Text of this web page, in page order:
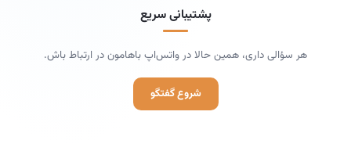
پشتیبانی سریع
هر سؤالی داری، همین حالا در واتس‌اپ باهامون در ارتباط باش.
شروع گفتگو